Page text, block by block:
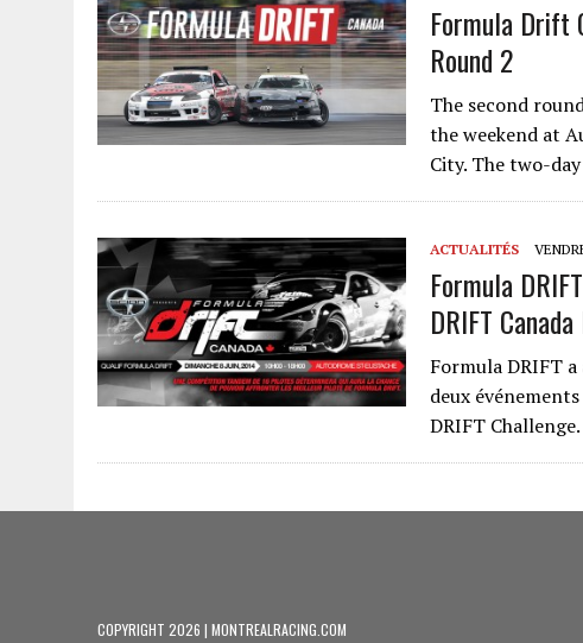
Formula Drift
Round 2
The second
the weekend at
City. The two-
ACTUALITÉS
Formula
DRIFT
Formula DRIFT
deux
DRIFT
COPYRIGHT 2026 | MONTREALRACING.COM